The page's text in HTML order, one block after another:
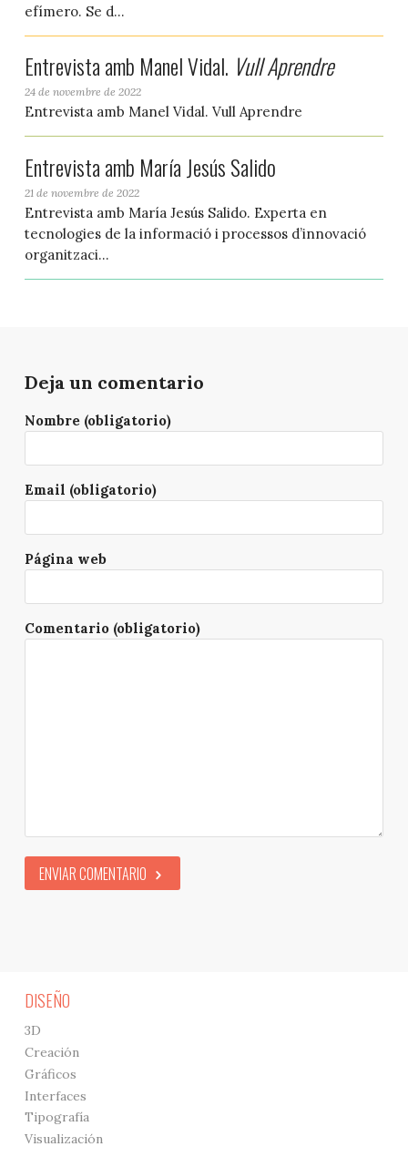
efímero. Se d...
Entrevista amb Manel Vidal. Vull Aprendre
24 de novembre de 2022
Entrevista amb Manel Vidal. Vull Aprendre
Entrevista amb María Jesús Salido
21 de novembre de 2022
Entrevista amb María Jesús Salido. Experta en
tecnologies de la informació i processos d’innovació
organitzaci...
Deja un comentario
Nombre (obligatorio)
Email (obligatorio)
Página web
Comentario (obligatorio)
ENVIAR COMENTARIO
DISEÑO
3D
Creación
Gráficos
Interfaces
Tipografía
Visualización